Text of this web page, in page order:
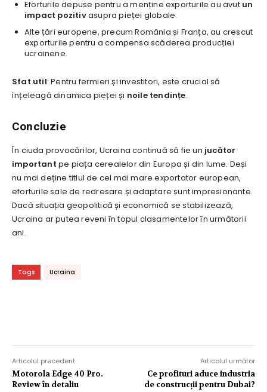
Eforturile depuse pentru a menține exporturile au avut un
impact pozitivasupra pieței globale.
Alte țări europene, precum România și Franța, au crescut
exporturile pentru a compensa scăderea producției
ucrainene.
Sfat util: Pentru fermieri și investitori, este crucial să
înțeleagă dinamica pieței și noile tendințe.
Concluzie
În ciuda provocărilor, Ucraina continuă să fie un jucător
important pe piața cerealelor din Europa și din lume. Deși
nu mai deține titlul de cel mai mare exportator european,
eforturile sale de redresare și adaptare sunt impresionante.
Dacă situația geopolitică și economică se stabilizează,
Ucraina ar putea reveni în topul clasamentelor în următorii
ani.
Tags Ucraina
Articolul precedent
Motorola Edge 40 Pro.
Review în detaliu
Articolul următor
Ce profituri aduce industria
de construcții pentru Dubai?